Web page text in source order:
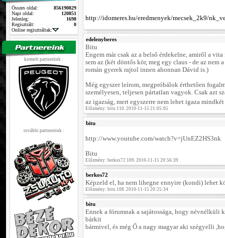
Összes oldal:
856190829
Napi oldal:
120851
Jelenleg:
1698
Regisztrált:
0
Online regisztráltak:
kiemelt partnerünk :
további partnereink :
http://idomeres.hu/eredmenyek/mecsek_2k9/
edelenyberes
Bitu
Engem már csak az a belső érdekelne, amiről a
sem az (két döntős kör, meg egy claus - de az nem
román gyerek rajtol innen ahonnan Dávid is.)
Még egyszer leírom, megpróbálok érthetően
személyesen, teljesen pártatlan vagyok. Csak azt
az igazság, mert egyszerre nem lehet igaza
Előzmény: bitu 110. 2010-11-15 21:05:05
bitu
http://www.youtube.com/watch?v=jUnEZ2HS3nk
Bitu
Előzmény: berkos72 109. 2010-11-15 20:56:39
berkos72
Képzeld el, ha nem lihegne ennyire (kondi) lehet
Előzmény: bitu 108. 2010-11-15 20:25:34
bitu
Ennek a fórumnak a sajátossága, hogy névnélküli
bárkit
bármivel, és még Ő a nagy magyar aki szégyelli